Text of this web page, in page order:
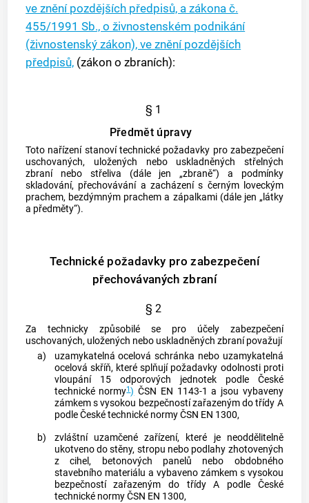
ve znění pozdějších předpisů, a zákona č.
455/1991 Sb., o živnostenském podnikání
(živnostenský zákon), ve znění pozdějších
předpisů, (zákon o zbraních):
§ 1
Předmět úpravy
Toto nařízení stanoví technické požadavky pro zabezpečení
uschovaných, uložených nebo uskladněných střelných
zbraní nebo střeliva (dále jen „zbraně“) a podmínky
skladování, přechovávání a zacházení s černým loveckým
prachem, bezdýmným prachem a zápalkami (dále jen „látky
a předměty“).
Technické požadavky pro zabezpečení
přechovávaných zbraní
§ 2
Za technicky způsobilé se pro účely zabezpečení
uschovaných, uložených nebo uskladněných zbraní považují
a)
uzamykatelná ocelová schránka nebo uzamykatelná
ocelová skříň, které splňují požadavky odolnosti proti
vloupání15 odporových jednotek podle České
technické normy1) ČSN EN 1143-1 a jsou vybaveny
zámkem s vysokou bezpečností zařazeným do třídy A
podle České technické normy ČSN EN 1300,
b)
zvláštní uzamčené zařízení, které je neoddělitelně
ukotveno do stěny, stropu nebo podlahy zhotovených
z cihel, betonových panelů nebo obdobného
stavebního materiálu a vybaveno zámkem s vysokou
bezpečností zařazeným do třídy A podle České
technické normy ČSN EN 1300,